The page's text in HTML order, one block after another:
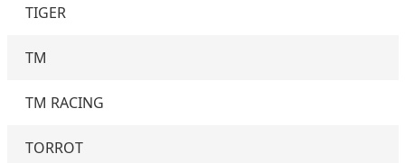
TIGER
TM
TM RACING
TORROT